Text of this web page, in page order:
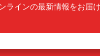
ラインの最新情報をお届け